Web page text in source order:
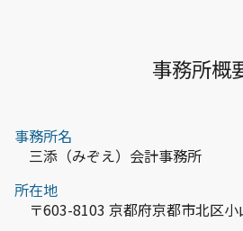
事務所概
事務所名
三添（みぞえ）会計事務所
所在地
〒603-8103 京都府京都市北区